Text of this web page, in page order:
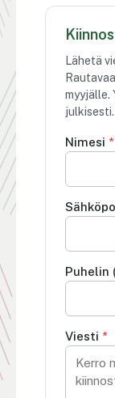
Lähetä
myyjälle.
julkisesti.
Nimesi *
Puhelin
Viesti *